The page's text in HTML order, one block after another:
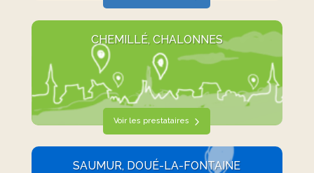
CHEMILLÉ, CHALONNES
Voir les prestataires
SAUMUR, DOUÉ-LA-FONTAINE